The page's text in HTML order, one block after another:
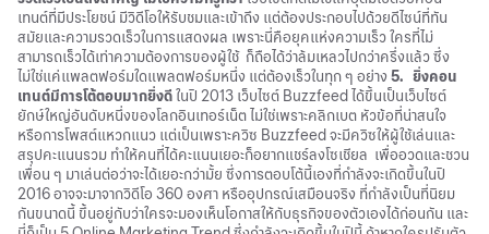
เทนต์ที่มีประโยชน์ มีวิดีโอให้รับชมและเข้าถึง แต่ต้องประกอบไปด้วยดีไซน์ที่ทัน
สมัยและความรวดเร็วในการแสดงผล เพราะนี่คือยุคแห่งความเร็ว ใครที่ไม่
สามารถเร็วได้เท่าความต้องการของผู้ใช้ ก็ถือได้ว่าล้มเหลวไปกว่าครึ่งแล้ว ซึ่ง
ไม่ใช่แค่แพลตฟอร์มใดแพลตฟอร์มหนึ่ง แต่ต้องเร็วในทุก ๆ อย่าง 5. ยิ่งคอน
เทนต์มีการโต้ตอบมากยิ่งดีในปี 2013 เว็บไซต์ Buzzfeed ได้ขึ้นเป็นเว็บไซต์
ยักษ์ใหญ่อันดับหนึ่งของโลกอินเทอร์เน็ต ไม่ใช่เพราะคลิกเบต หัวข้อที่น่าสนใจ
หรือการโพสต์แหวกแนว แต่เป็นเพราะควิซ Buzzfeed จะมีควิซให้ผู้ใช้เล่นและ
สรุปคะแนนรวม ทำให้คนที่ได้คะแนนเยอะก็อยากแชร์ลงโซเชียล เพื่ออวดและชวน
เพื่อน ๆ มาเล่นต่อว่าจะได้เยอะกว่ามั้ย ซึ่งการตอบโต้นี้เองที่กำลังจะเกิดขึ้นในปี
2016 อาจจะมาจากวิดีโอ 360 องศา หรืออุปกรณ์เสมือนจริง ที่กำลังเป็นที่นิยม
กันขนาดนี้ ขึ้นอยู่กับว่าใครจะมองเห็นโอกาสให้กับธุรกิจของตัวเองได้ก่อนกัน และ